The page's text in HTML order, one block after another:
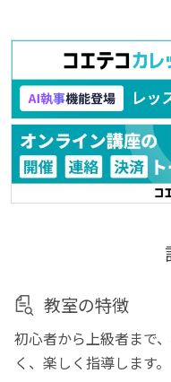
教室の特徴
初心者から上級者まで
く、楽しく指導します。